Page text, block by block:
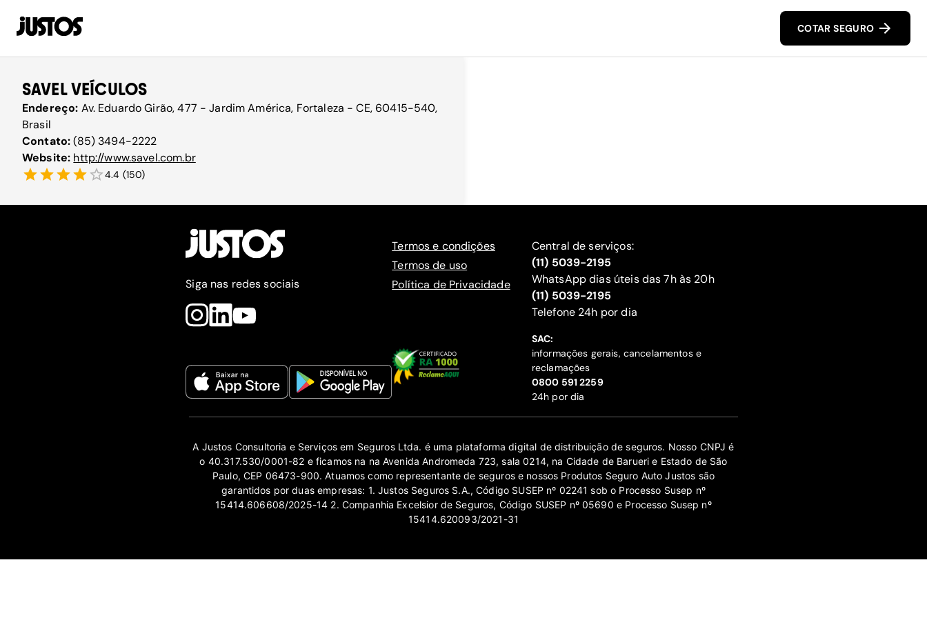
COTAR SEGURO
SAVEL VEÍCULOS
Endereço: Av. Eduardo Girão, 477 - Jardim América, Fortaleza - CE, 60415-540,
Brasil
Contato:(85) 3494-2222
Website: http://www.savel.com.br
4.4 (150)
Siga nas redes sociais
Termos e condições
Termos de uso
Política de Privacidade
Central de serviços:
(11) 5039-2195
WhatsApp dias úteis das 7h às 20h
(11) 5039-2195
‍Telefone 24h por dia
SAC:
informações gerais, cancelamentos e
reclamações
‍0800 591 2259
24h por dia
A Justos Consultoria e Serviços em Seguros Ltda. é uma plataforma digital de distribuição de seguros. Nosso CNPJ é
o 40.317.530/0001-82 e ficamos na na Avenida Andromeda 723, sala 0214, na Cidade de Barueri e Estado de São
Paulo, CEP 06473-900. Atuamos como representante de seguros e nossos Produtos Seguro Auto Justos são
garantidos por duas empresas: 1. Justos Seguros S.A., Código SUSEP nº 02241 sob o Processo Susep nº
15414.606608/2025-14 2. Companhia Excelsior de Seguros, Código SUSEP nº 05690 e Processo Susep nº
15414.620093/2021-31